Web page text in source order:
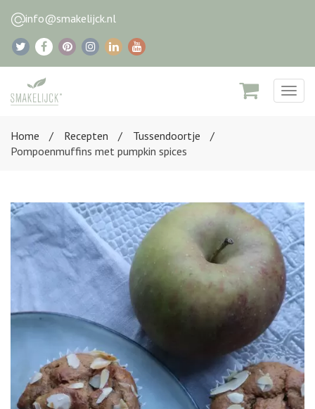
info@smakelijck.nl
Home
Recepten
Tussendoortje
Pompoenmuffins met pumpkin spices